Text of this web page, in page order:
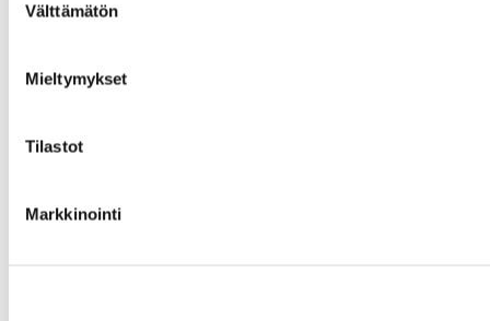
valinta
Välttämätön
Mieltymykset
Tilastot
Markkinointi